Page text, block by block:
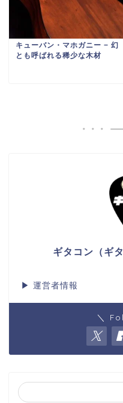
キューバン・マホガニー − 幻
とも呼ばれる稀少な木材
ギタコン（ギ
▶ 運営者情報
＼